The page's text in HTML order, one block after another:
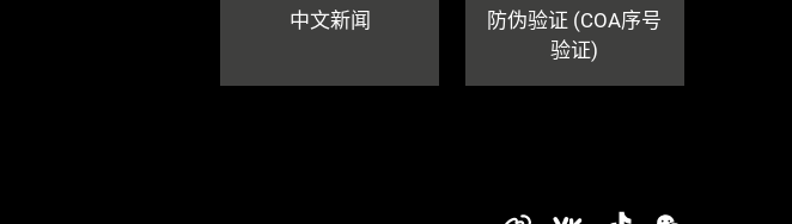
中文新闻
防伪验证 (COA序号
验证)